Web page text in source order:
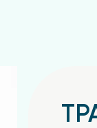
очищенная,
мумие
(Methyl